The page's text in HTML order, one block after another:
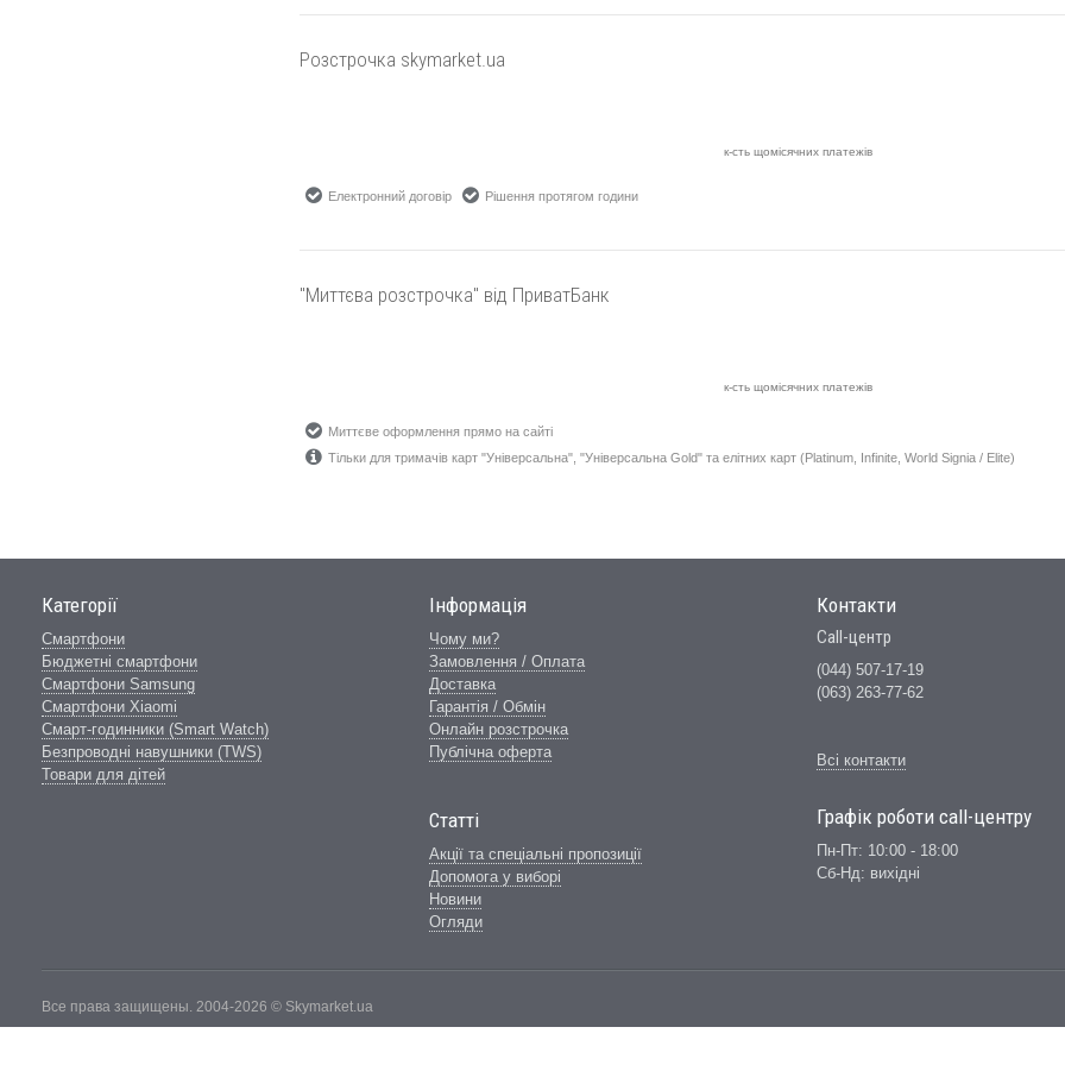
Розстрочка skymarket.ua
к-сть щомісячних платежів
Електронний договір Рішення протягом години
"Миттєва розстрочка" від ПриватБанк
к-сть щомісячних платежів
Миттєве оформлення прямо на сайті
Тільки для тримачів карт "Універсальна", "Універсальна Gold" та елітних карт (Platinum, Infinite, World Signia / Elite)
Категорії
Смартфони
Бюджетні смартфони
Смартфони Samsung
Смартфони Xiaomi
Смарт-годинники (Smart Watch)
Безпроводні навушники (TWS)
Товари для дітей
Інформація
Чому ми?
Замовлення / Оплата
Доставка
Гарантія / Обмін
Онлайн розстрочка
Публічна оферта
Статті
Акції та спеціальні пропозиції
Допомога у виборі
Новини
Огляди
Контакти
Call-центр
(044) 507-17-19
(063) 263-77-62
Всі контакти
Графік роботи сall-центру
Пн-Пт: 10:00 - 18:00
Сб-Нд: вихідні
Все права защищены. 2004-2026 © Skymarket.ua